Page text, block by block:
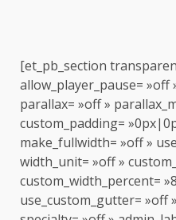
[et_pb_section
allow_player_pause= »off
parallax= »off »
custom_padding=
make_fullwidth= »off »
width_unit= »off »
custom_width_percent=
use_custom_gutter= »off